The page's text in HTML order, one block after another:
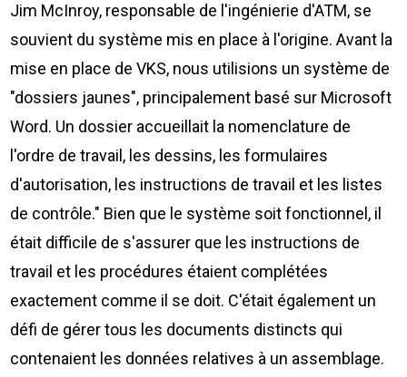
Jim McInroy, responsable de l'ingénierie d'ATM, se
souvient du système mis en place à l'origine. Avant la
mise en place de VKS, nous utilisions un système de
"dossiers jaunes", principalement basé sur Microsoft
Word. Un dossier accueillait la nomenclature de
l'ordre de travail, les dessins, les formulaires
d'autorisation, les instructions de travail et les listes
de contrôle." Bien que le système soit fonctionnel, il
était difficile de s'assurer que les instructions de
travail et les procédures étaient complétées
exactement comme il se doit. C'était également un
défi de gérer tous les documents distincts qui
contenaient les données relatives à un assemblage.